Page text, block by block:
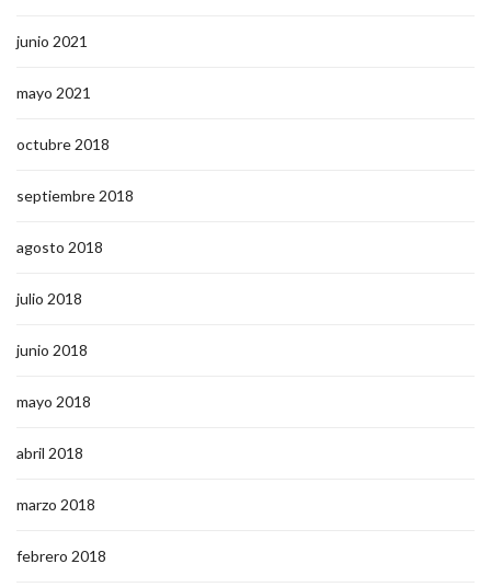
junio 2021
mayo 2021
octubre 2018
septiembre 2018
agosto 2018
julio 2018
junio 2018
mayo 2018
abril 2018
marzo 2018
febrero 2018